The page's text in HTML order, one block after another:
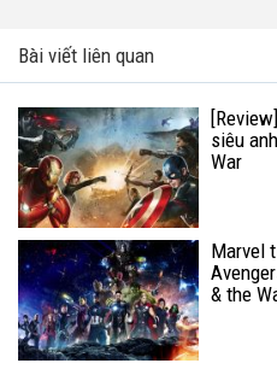
Bài viết liên quan
siêu
War
Marvel
& the